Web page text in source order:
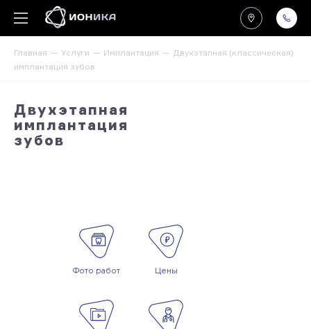
Главная Услуги Имплантация
Двухэтапная (классическая)
имплантация зубов
Двухэтапная
имплантация
зубов
Фото работ Цены